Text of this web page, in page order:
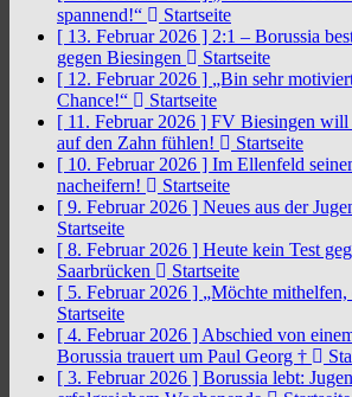
spannend!“
Startseite
[ 13. Februar 2026 ] 2:1 – Borussia
gegen Biesingen
Startseite
[ 12. Februar 2026 ] „Bin sehr
Chance!“
Startseite
[ 11. Februar 2026 ] FV Biesingen will
auf den Zahn fühlen!
Startseite
[ 10. Februar 2026 ] Im Ellenfeld
nacheifern!
Startseite
[ 9. Februar 2026 ] Neues aus der
Startseite
[ 8. Februar 2026 ] Heute kein Test
Saarbrücken
Startseite
[ 5. Februar 2026 ] „Möchte mithelfen,
Startseite
[ 4. Februar 2026 ] Abschied von
Borussia trauert um Paul Georg †
[ 3. Februar 2026 ] Borussia lebt: